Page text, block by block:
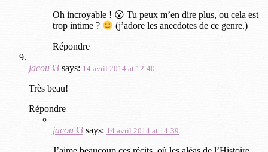
Oh incroyable ! 😮 Tu peux m’en dire plus, ou cela est
trop intime ?
(j’adore les anecdotes de ce genre.)
Répondre
jacou33 says: 14 avril 2014 at 12:40
Très beau!
Répondre
jacou33 says: 14 avril 2014 at 14:39